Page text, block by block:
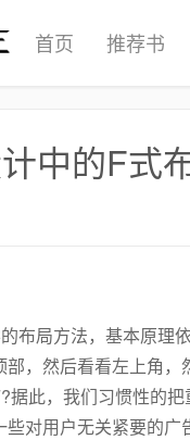
首页 推荐书
中的F式
布局方法，基本原理
，然后看看左上角，
据此，我们习惯性的
对用户无关紧要的广